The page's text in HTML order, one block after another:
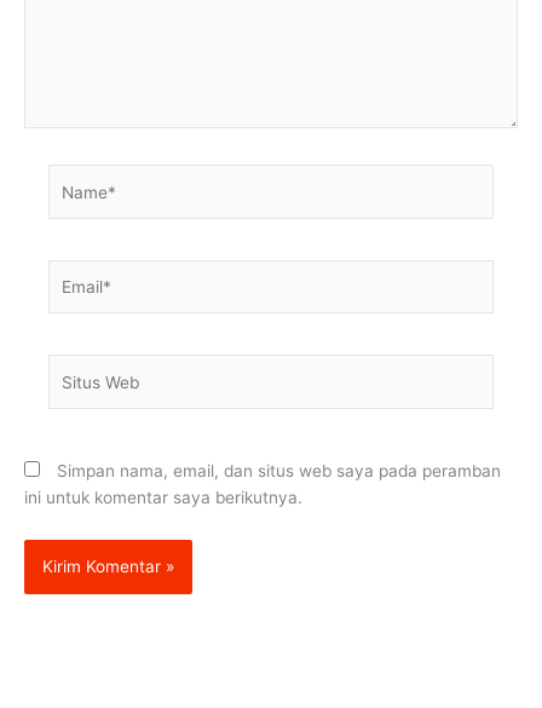
Web
Simpan nama, email, dan situs web saya pada peramban
ini untuk komentar saya berikutnya.